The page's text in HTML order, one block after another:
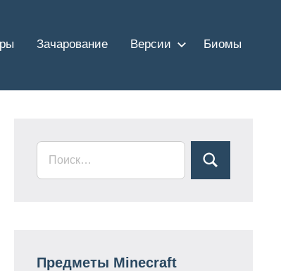
Зачарование Версии Биомы
Предметы Minecraft